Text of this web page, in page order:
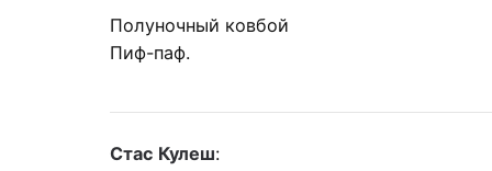
Полуночный ковбой
Пиф-паф.
Стас Кулеш: